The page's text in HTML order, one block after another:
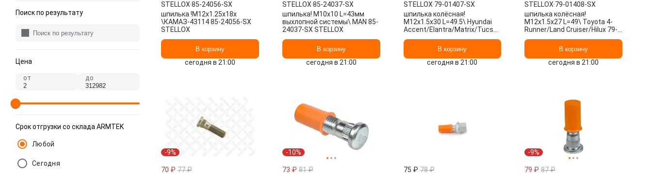
Поиск по результату
Цена
от до
Срок отгрузки со склада ARMTEK
Любой
Сегодня
STELLOX·85-24056-SX
шпилька !М12x1.25x18x
\КАМАЗ-43114 85-24056-SX
STELLOX
В корзину
сегодня в 21:00
STELLOX·85-24037-SX
шпилька! М10x10 L=43мм
выхлопной системы\ MAN 85-
24037-SX STELLOX
В корзину
сегодня в 21:00
STELLOX·79-01407-SX
шпилька колёсная!
M12x1.5x30 L=49.5\ Hyundai
Accent/Elantra/Matrix/Tucson/Solaris/ix35
В корзину
сегодня в 21:00
STELLOX·79-01408-SX
шпилька колёсная!
M12x1.5x27 L=49\ Toyota 4-
Runner/Land Cruiser/Hilux 79-
В корзину
сегодня в 21:00
-9%
70 ₽ 77 ₽
-10%
73 ₽ 81 ₽
75 ₽ 78 ₽
-9%
79 ₽ 87 ₽